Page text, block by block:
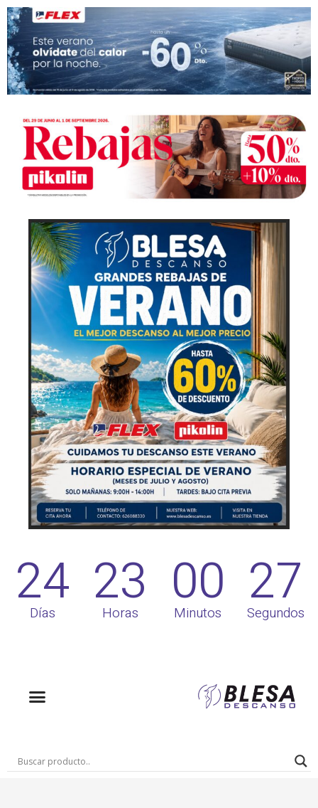
24
Días 23
Horas 00
Minutos 27
Segundos